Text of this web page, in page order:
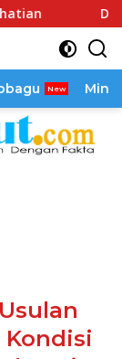
Sejak
Kondisi